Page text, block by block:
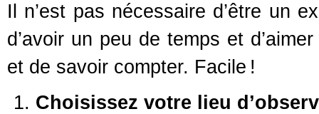
Il n’est pas nécessaire d’être un
d’avoir un peu de temps et
et de savoir compter. Facile !
Choisissez votre lieu